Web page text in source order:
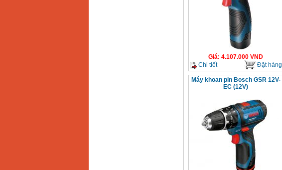
Giá: 4.107.000 VND
Chi tiết
Đặt hàng
Máy khoan pin Bosch GSR 12V-
EC (12V)